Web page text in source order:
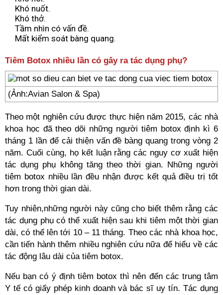
Khó nuốt.
Khó thở.
Tầm nhìn có vấn đề.
Mất kiểm soát bàng quang.
Tiêm Botox nhiều lần có gây ra tác dụng phụ?
(Ảnh:Avian Salon & Spa)
Theo một nghiên cứu được thực hiện năm 2015, các nhà
khoa học đã theo dõi những người tiêm botox định kì 6
tháng 1 lần để cải thiện vấn đề bàng quang trong vòng 2
năm. Cuối cùng, họ kết luận rằng các nguy cơ xuất hiện
tác dụng phụ không tăng theo thời gian. Những người
tiêm botox nhiều lần đều nhận được kết quả điều trị tốt
hơn trong thời gian dài.
Tuy nhiên,những người này cũng cho biết thêm rằng các
tác dụng phụ có thể xuất hiện sau khi tiêm một thời gian
dài, có thể lên tới 10 – 11 tháng. Theo các nhà khoa học,
cần tiến hành thêm nhiều nghiên cứu nữa để hiểu về các
tác động lâu dài của tiêm botox.
Nếu bạn có ý định tiêm botox thì nên đến các trung tâm
Y tế có giấy phép kinh doanh và bác sĩ uy tín. Tác dụng